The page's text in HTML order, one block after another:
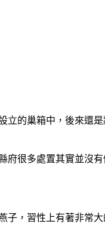
立的巢箱中，後來還
府很多處置其實並沒有
子，習性上有著非常